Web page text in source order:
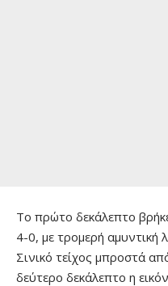
Το πρώτο δεκάλεπτο
4-0, με τρομερή αμυντική
Σινικό τείχος μπροστά
δεύτερο δεκάλεπτο η